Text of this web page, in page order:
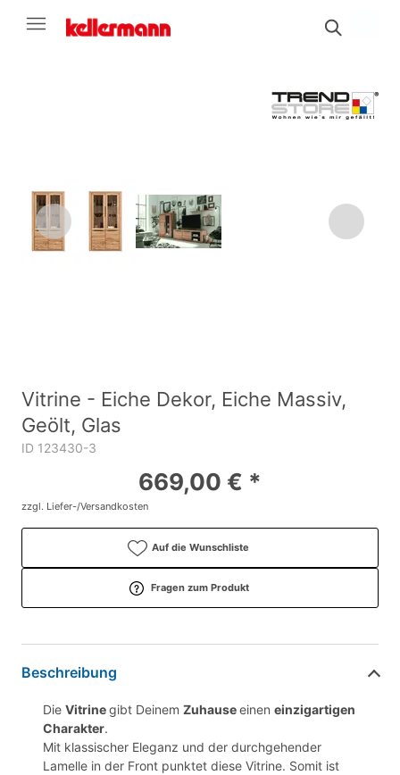
Vitrine - Eiche Dekor, Eiche Massiv,
Geölt, Glas
ID 123430-3
669,00 € *
zzgl. Liefer-/Versandkosten
Auf die Wunschliste
Fragen zum Produkt
Beschreibung
Die Vitrinegibt Deinem Zuhauseeinen einzigartigen
Charakter.
Mit klassischer Eleganz und der durchgehender
Lamelle in der Front punktet diese Vitrine. Somit ist